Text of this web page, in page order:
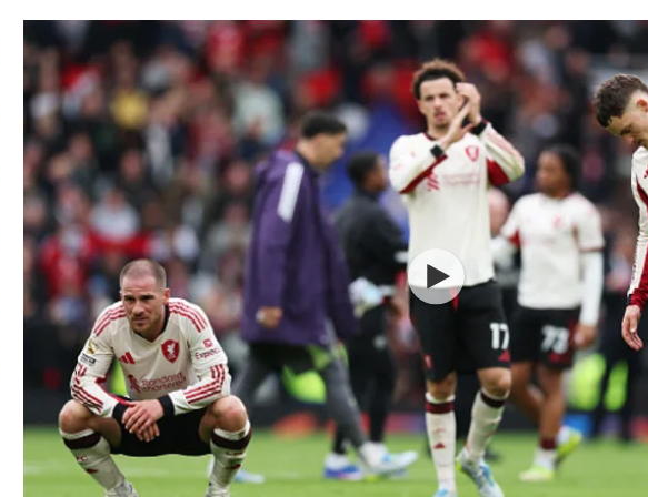
הפועל תל אביב
הפועל חיפה
הפועל באר שבע
מכבי נתניה
בני יהודה
ליגה סינית
ליגה ברזילאית
ליגות נוספות